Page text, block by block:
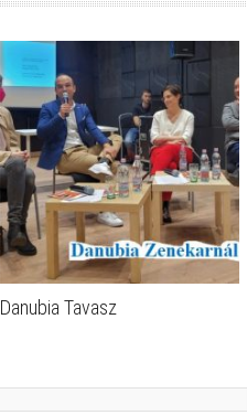
Danubia Tavasz